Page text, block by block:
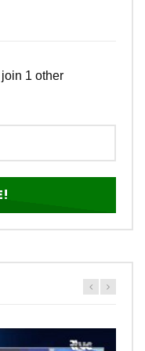
1 other